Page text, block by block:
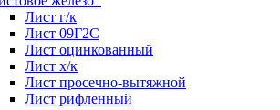
Лист г/к
Лист 09Г2С
Лист оцинкованный
Лист х/к
Лист просечно-вытяжной
Лист рифленный